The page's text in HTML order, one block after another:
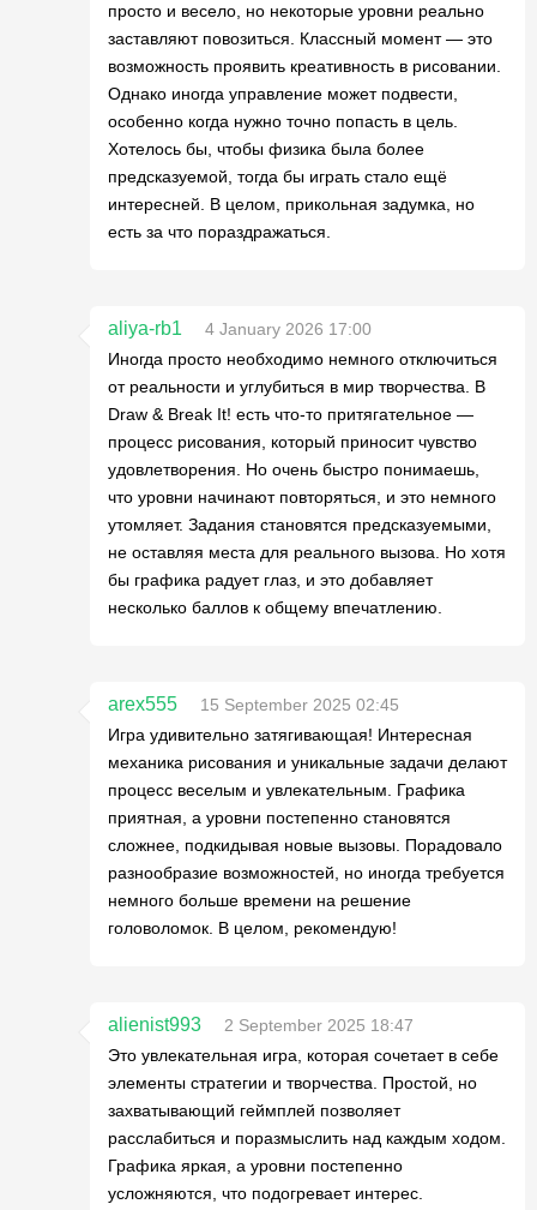
просто и весело, но некоторые уровни реально
заставляют повозиться. Классный момент — это
возможность проявить креативность в рисовании.
Однако иногда управление может подвести,
особенно когда нужно точно попасть в цель.
Хотелось бы, чтобы физика была более
предсказуемой, тогда бы играть стало ещё
интересней. В целом, прикольная задумка, но
есть за что пораздражаться.
aliya-rb1
4 January 2026 17:00
Иногда просто необходимо немного отключиться
от реальности и углубиться в мир творчества. В
Draw & Break It! есть что-то притягательное —
процесс рисования, который приносит чувство
удовлетворения. Но очень быстро понимаешь,
что уровни начинают повторяться, и это немного
утомляет. Задания становятся предсказуемыми,
не оставляя места для реального вызова. Но хотя
бы графика радует глаз, и это добавляет
несколько баллов к общему впечатлению.
arex555
15 September 2025 02:45
Игра удивительно затягивающая! Интересная
механика рисования и уникальные задачи делают
процесс веселым и увлекательным. Графика
приятная, а уровни постепенно становятся
сложнее, подкидывая новые вызовы. Порадовало
разнообразие возможностей, но иногда требуется
немного больше времени на решение
головоломок. В целом, рекомендую!
alienist993
2 September 2025 18:47
Это увлекательная игра, которая сочетает в себе
элементы стратегии и творчества. Простой, но
захватывающий геймплей позволяет
расслабиться и поразмыслить над каждым ходом.
Графика яркая, а уровни постепенно
усложняются, что подогревает интерес.